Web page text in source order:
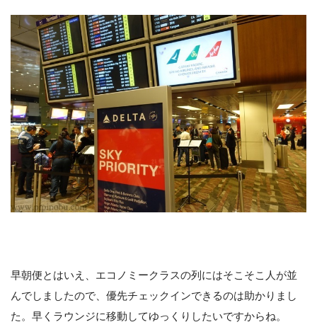
早朝便とはいえ、エコノミークラスの列にはそこそこ人が並
んでしましたので、優先チェックインできるのは助かりまし
た。早くラウンジに移動してゆっくりしたいですからね。